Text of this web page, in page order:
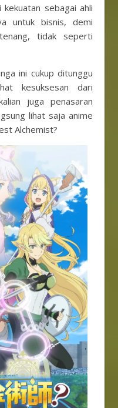
sebagai ahli
untuk bisnis, demi
tidak seperti
ini cukup ditunggu
kesuksesan dari
juga penasaran
lihat saja anime
Alchemist?